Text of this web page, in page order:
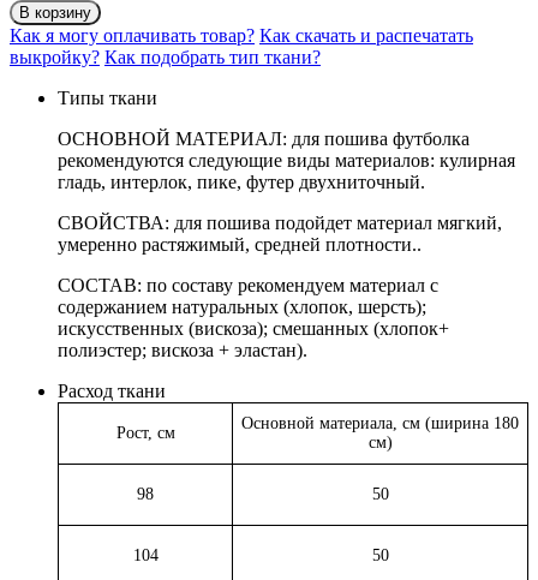
В корзину
Как я могу оплачивать товар? Как скачать и распечатать
выкройку? Как подобрать тип ткани?
Типы ткани
ОСНОВНОЙ МАТЕРИАЛ: для пошива футболка
рекомендуются следующие виды материалов: кулирная
гладь, интерлок, пике, футер двухниточный.
СВОЙСТВА: для пошива подойдет материал мягкий,
умеренно растяжимый, средней плотности..
СОСТАВ: по составу рекомендуем материал с
содержанием натуральных (хлопок, шерсть);
искусственных (вискоза); смешанных (хлопок+
полиэстер; вискоза + эластан).
Расход ткани
Рост, см
Основной материала, см (ширина 180
см)
98 50
104 50